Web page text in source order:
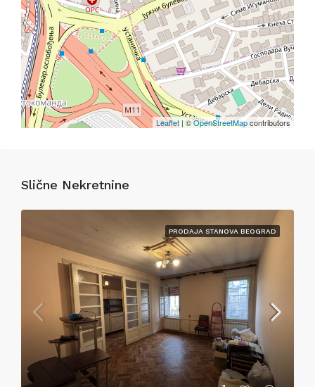
Leaflet | ©OpenStreetMapcontributors
Slične Nekretnine
PRODAJA STANOVA BEOGRAD